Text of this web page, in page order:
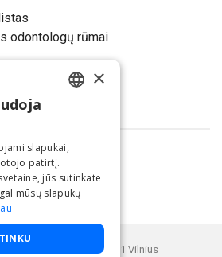
odontologų rūmai
teikia UAB "BNS".
Kęstučio g. 25, LT-08121 Vilnius
×
slapukai,
patirtį.
jūs sutinkate
mūsų slapukų